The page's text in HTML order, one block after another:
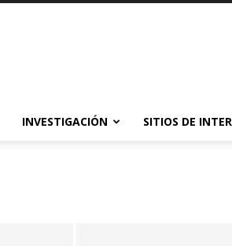
INVESTIGACIÓN SITIOS DE